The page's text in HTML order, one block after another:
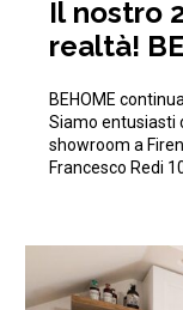
Il nostro
realtà!
BEHOME
Siamo entusiasti
showroom a
Francesco Redi